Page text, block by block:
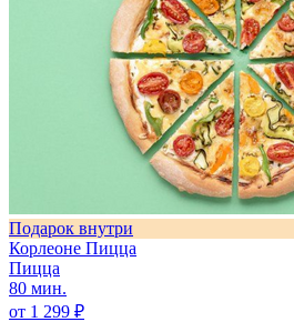
Подарок внутри
Корлеоне Пицца
Пицца
80 мин.
от 1 299 ₽